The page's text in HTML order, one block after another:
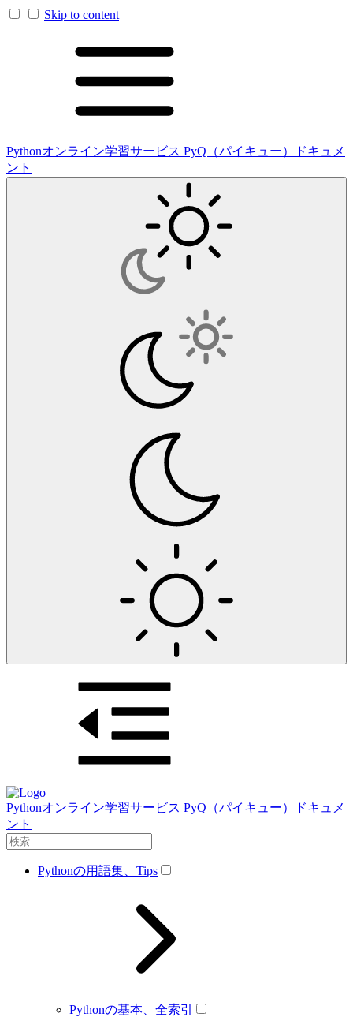
Skip to content
Pythonオンライン学習サービス PyQ（パイキュー）ドキュメ
ント
Pythonオンライン学習サービス PyQ（パイキュー）ドキュメ
ント
Pythonの用語集、Tips
Pythonの基本、全索引